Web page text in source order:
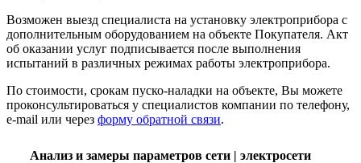
Возможен выезд специалиста на установку электроприбора с
дополнительным оборудованием на объекте Покупателя. Акт
об оказании услуг подписывается после выполнения
испытаний в различных режимах работы электроприбора.
По стоимости, срокам пуско-наладки на объекте, Вы можете
проконсультироваться у специалистов компании по телефону,
e-mail или через форму обратной связи.
Анализ и замеры параметров сети | электросети